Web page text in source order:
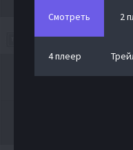
Смотреть 2
4 плеер